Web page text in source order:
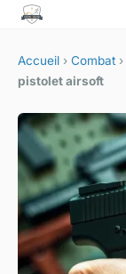
Accueil › Combat ›
pistolet airsoft